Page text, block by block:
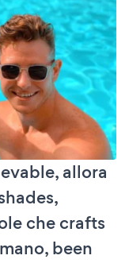
allora
che crafts
been